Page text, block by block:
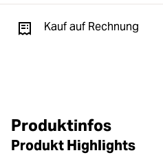
Kauf auf Rechnung
Produktinfos
Produkt Highlights